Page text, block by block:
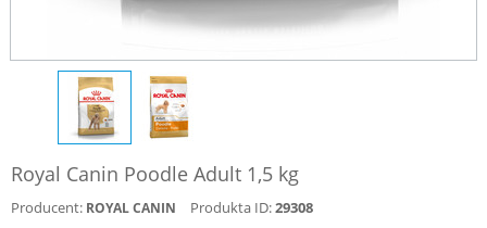
Royal Canin Poodle Adult 1,5 kg
Producent: ROYAL CANIN Produkta ID:29308